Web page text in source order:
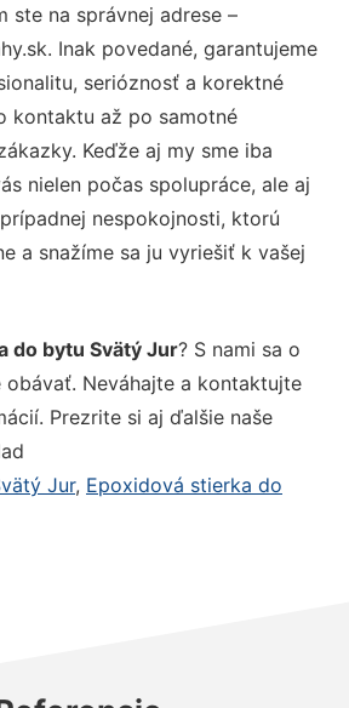
ste na správnej adrese –
Inak povedané, garantujeme
serióznosť a korektné
kontaktu až po samotné
Keďže aj my sme iba
nielen počas spolupráce, ale aj
nespokojnosti, ktorú
a snažíme sa ju vyriešiť k vašej
do bytu Svätý Jur? S nami sa o
obávať. Neváhajte a kontaktujte
Prezrite si aj ďalšie naše
Jur, Epoxidová stierka do